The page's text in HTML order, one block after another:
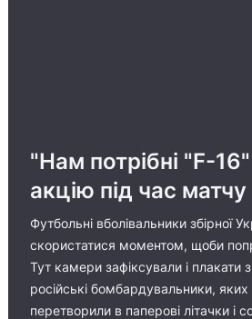
"Нам потрібні "F-
акцію під час матчу
Футбольні вболівальники збірної
скористатися моментом, щоби
Тут камери зафіксували і плакати
російські бомбардувальники,
перетворили в паперові літачки і